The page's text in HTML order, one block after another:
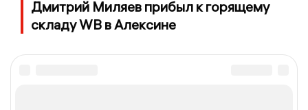
Дмитрий Миляев прибыл к горящему
складу WB в Алексине